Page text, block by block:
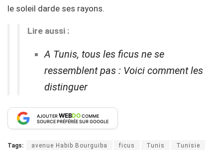
le soleil darde ses rayons.
Lire aussi :
A Tunis, tous les ficus ne se
ressemblent pas : Voici comment les
distinguer
AJOUTERWEBDOCOMME
SOURCE PRÉFÉRÉE SUR GOOGLE
Tags: avenue Habib Bourguiba ficus Tunis Tunisie